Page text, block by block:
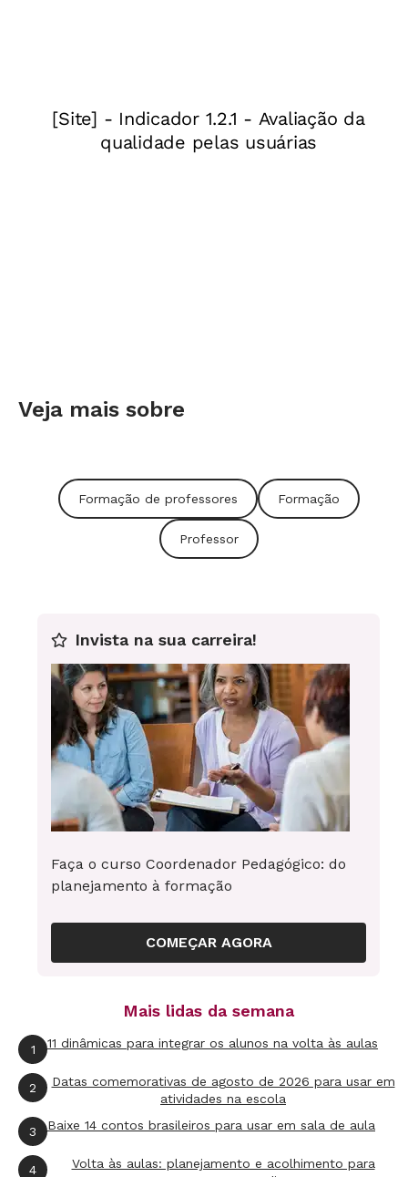
Veja mais sobre
Formação de professores Formação
Professor
Invista na sua carreira!
Faça o curso Coordenador Pedagógico: do
planejamento à formação
COMEÇAR AGORA
Mais lidas da semana
1 11 dinâmicas para integrar os alunos na volta às aulas
2
Datas comemorativas de agosto de 2026 para usar em
atividades na escola
3 Baixe 14 contos brasileiros para usar em sala de aula
4
Volta às aulas: planejamento e acolhimento para